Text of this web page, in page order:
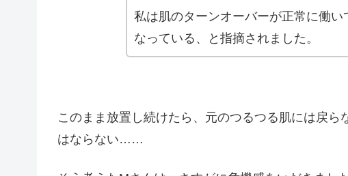
私は肌のターンオーバーが正常に働
なっている、と指摘されました。
このまま放置し続けたら、元のつるつる肌には戻
はならない……